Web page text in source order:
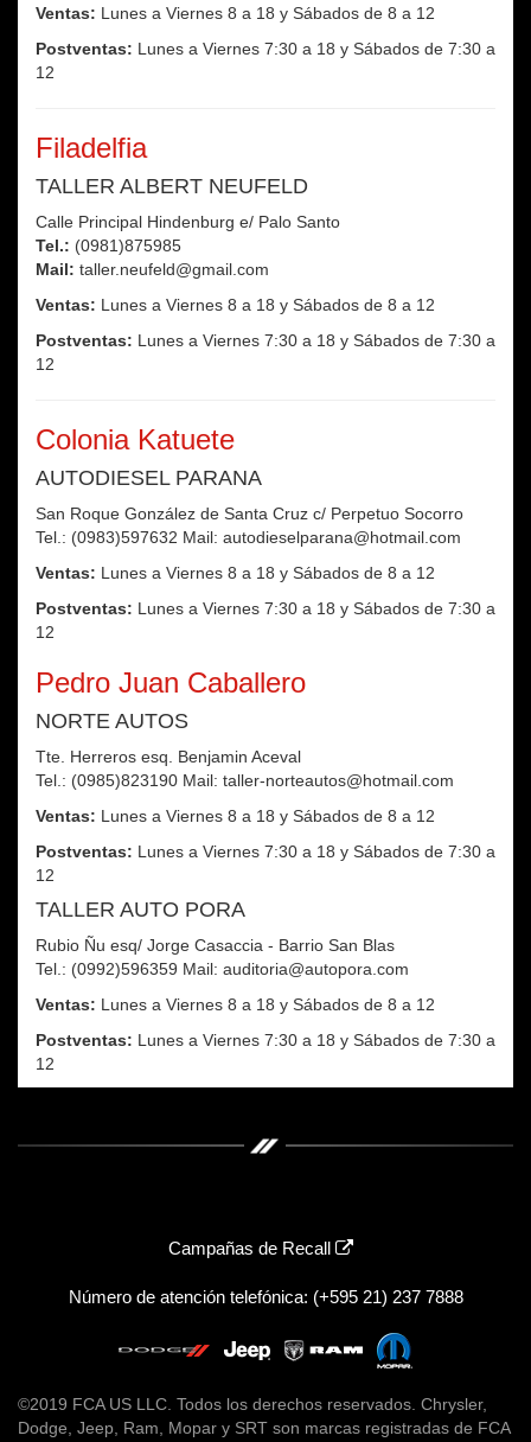
Ventas: Lunes a Viernes 8 a 18 y Sábados de 8 a 12
Postventas: Lunes a Viernes 7:30 a 18 y Sábados de 7:30 a
12
Filadelfia
TALLER ALBERT NEUFELD
Calle Principal Hindenburg e/ Palo Santo
Tel.: (0981)875985
Mail: taller.neufeld@gmail.com
Ventas: Lunes a Viernes 8 a 18 y Sábados de 8 a 12
Postventas: Lunes a Viernes 7:30 a 18 y Sábados de 7:30 a
12
Colonia Katuete
AUTODIESEL PARANA
San Roque González de Santa Cruz c/ Perpetuo Socorro
Tel.: (0983)597632 Mail: autodieselparana@hotmail.com
Ventas: Lunes a Viernes 8 a 18 y Sábados de 8 a 12
Postventas: Lunes a Viernes 7:30 a 18 y Sábados de 7:30 a
12
Pedro Juan Caballero
NORTE AUTOS
Tte. Herreros esq. Benjamin Aceval
Tel.: (0985)823190 Mail: taller-norteautos@hotmail.com
Ventas: Lunes a Viernes 8 a 18 y Sábados de 8 a 12
Postventas: Lunes a Viernes 7:30 a 18 y Sábados de 7:30 a
12
TALLER AUTO PORA
Rubio Ñu esq/ Jorge Casaccia - Barrio San Blas
Tel.: (0992)596359 Mail: auditoria@autopora.com
Ventas: Lunes a Viernes 8 a 18 y Sábados de 8 a 12
Postventas: Lunes a Viernes 7:30 a 18 y Sábados de 7:30 a
12
Campañas de Recall
Número de atención telefónica: (+595 21) 237 7888
©2019 FCA US LLC. Todos los derechos reservados. Chrysler,
Dodge, Jeep, Ram, Mopar y SRT son marcas registradas de FCA